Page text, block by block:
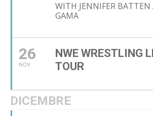
WITH JENNIFER
GAMA
26
NOV
NWE WRESTLING
TOUR
DICEMBRE